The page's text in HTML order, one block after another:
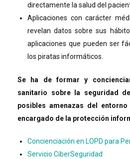
directamente la salud del
Aplicaciones con carácter
revelan datos sobre sus
aplicaciones que pueden ser
los piratas informáticos.
Se ha de formar y
sanitario sobre la seguridad
posibles amenazas del
encargado de la protección
Concienciación en LOPD para
Servicio CiberSeguridad